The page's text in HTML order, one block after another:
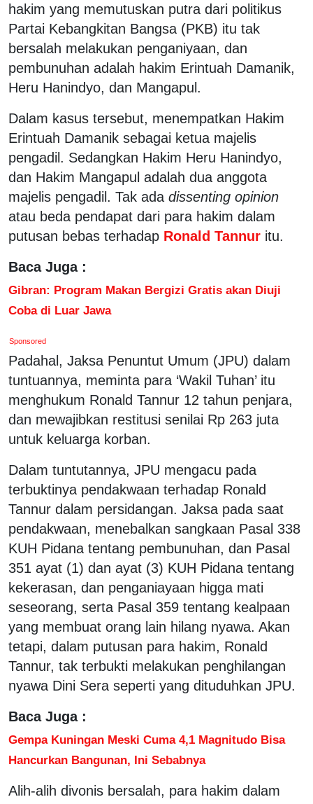
hakim yang memutuskan putra dari politikus
Partai Kebangkitan Bangsa (PKB) itu tak
bersalah melakukan penganiyaan, dan
pembunuhan adalah hakim Erintuah Damanik,
Heru Hanindyo, dan Mangapul.
Dalam kasus tersebut, menempatkan Hakim
Erintuah Damanik sebagai ketua majelis
pengadil. Sedangkan Hakim Heru Hanindyo,
dan Hakim Mangapul adalah dua anggota
majelis pengadil. Tak ada dissenting opinion
atau beda pendapat dari para hakim dalam
putusan bebas terhadap Ronald Tannur itu.
Baca Juga :
Gibran: Program Makan Bergizi Gratis akan Diuji
Coba di Luar Jawa
Sponsored
Padahal, Jaksa Penuntut Umum (JPU) dalam
tuntuannya, meminta para ‘Wakil Tuhan’ itu
menghukum Ronald Tannur 12 tahun penjara,
dan mewajibkan restitusi senilai Rp 263 juta
untuk keluarga korban.
Dalam tuntutannya, JPU mengacu pada
terbuktinya pendakwaan terhadap Ronald
Tannur dalam persidangan. Jaksa pada saat
pendakwaan, menebalkan sangkaan Pasal 338
KUH Pidana tentang pembunuhan, dan Pasal
351 ayat (1) dan ayat (3) KUH Pidana tentang
kekerasan, dan penganiayaan higga mati
seseorang, serta Pasal 359 tentang kealpaan
yang membuat orang lain hilang nyawa. Akan
tetapi, dalam putusan para hakim, Ronald
Tannur, tak terbukti melakukan penghilangan
nyawa Dini Sera seperti yang dituduhkan JPU.
Baca Juga :
Gempa Kuningan Meski Cuma 4,1 Magnitudo Bisa
Hancurkan Bangunan, Ini Sebabnya
Alih-alih divonis bersalah, para hakim dalam